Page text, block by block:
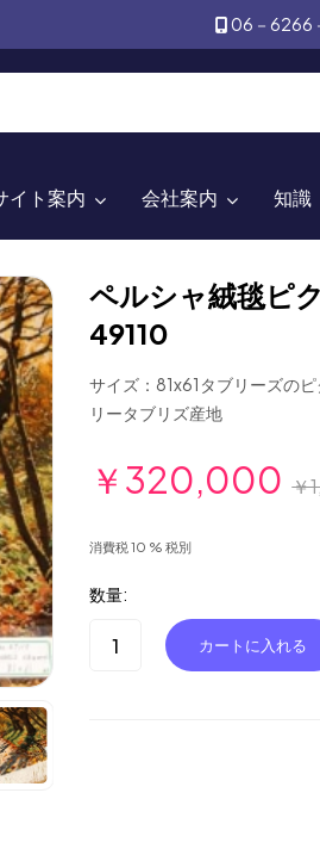
06－6266
イト案内 会社案内 知識
ペルシャ絨毯ピ
49110
サイズ：81x61タブリーズの
リータブリズ産地
￥320,000 ￥
消費税 10 % 税別
数量: